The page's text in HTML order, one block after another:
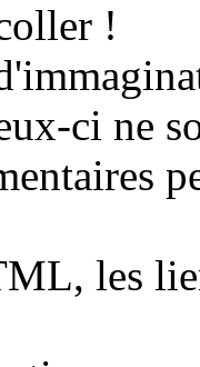
!
ci ne
les